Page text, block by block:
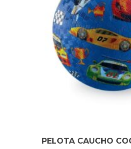
PELOTA CAUCHO